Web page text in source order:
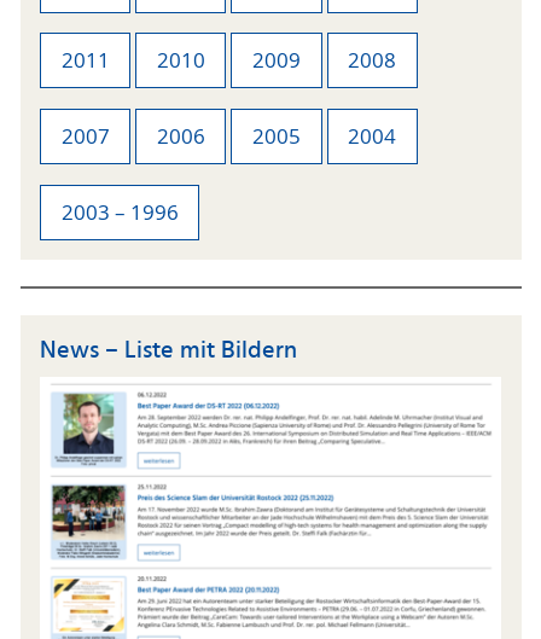
2011 2010 2009 2008
2007 2006 2005 2004
2003 – 1996
News – Liste mit Bildern